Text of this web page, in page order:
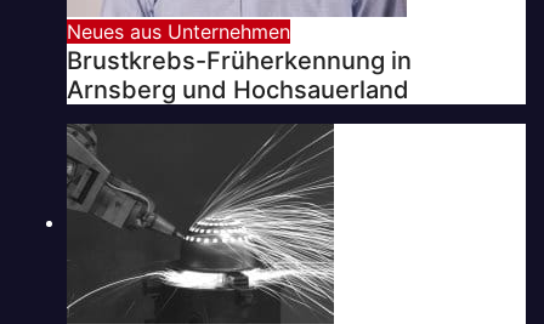
Neues aus Unternehmen
Brustkrebs-Früherkennung in
Arnsberg und Hochsauerland